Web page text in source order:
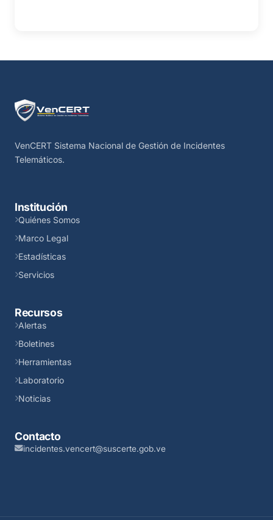
VenCERT Sistema Nacional de Gestión de Incidentes
Telemáticos.
Institución
Quiénes Somos
Marco Legal
Estadísticas
Servicios
Recursos
Alertas
Boletines
Herramientas
Laboratorio
Noticias
Contacto
incidentes.vencert@suscerte.gob.ve